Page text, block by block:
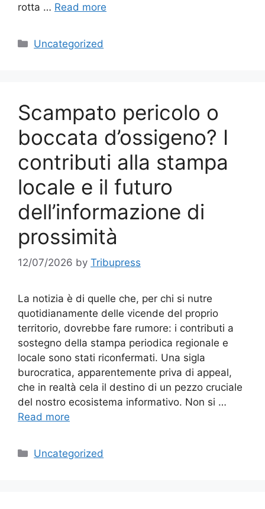
rotta … Read more
Categories
Uncategorized
Scampato pericolo o
boccata d’ossigeno? I
contributi alla stampa
locale e il futuro
dell’informazione di
prossimità
12/07/2026 by Tribupress
La notizia è di quelle che, per chi si nutre
quotidianamente delle vicende del proprio
territorio, dovrebbe fare rumore: i contributi a
sostegno della stampa periodica regionale e
locale sono stati riconfermati. Una sigla
burocratica, apparentemente priva di appeal,
che in realtà cela il destino di un pezzo cruciale
del nostro ecosistema informativo. Non si …
Read more
Categories
Uncategorized